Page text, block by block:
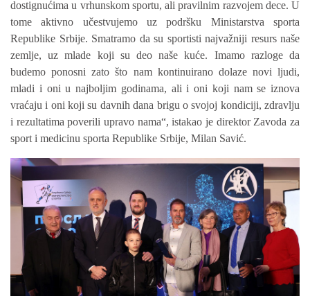
dostignućima u vrhunskom sportu, ali pravilnim razvojem dece. U
tome aktivno učestvujemo uz podršku Ministarstva sporta
Republike Srbije. Smatramo da su sportisti najvažniji resurs naše
zemlje, uz mlade koji su deo naše kuće. Imamo razloge da
budemo ponosni zato što nam kontinuirano dolaze novi ljudi,
mladi i oni u najboljim godinama, ali i oni koji nam se iznova
vraćaju i oni koji su davnih dana brigu o svojoj kondiciji, zdravlju
i rezultatima poverili upravo nama“, istakao je direktor Zavoda za
sport i medicinu sporta Republike Srbije, Milan Savić.